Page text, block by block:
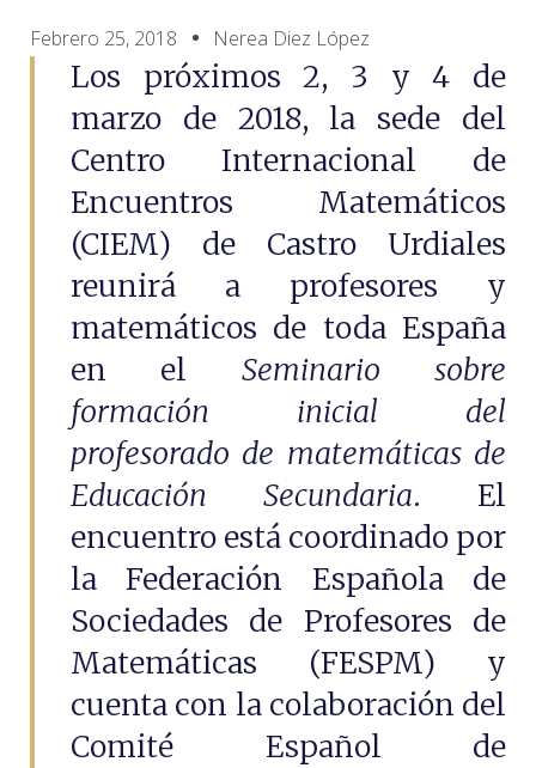
Febrero 25, 2018 Nerea Diez López
Los próximos 2, 3 y 4 de
marzo de 2018, la sede del
Centro Internacional de
Encuentros Matemáticos
(CIEM) de Castro Urdiales
reunirá a profesores y
matemáticos de toda España
en el Seminario sobre
formación inicial del
profesorado de matemáticas de
Educación Secundaria. El
encuentro está coordinado por
la Federación Española de
Sociedades de Profesores de
Matemáticas (FESPM) y
cuenta con la colaboración del
Comité Español de